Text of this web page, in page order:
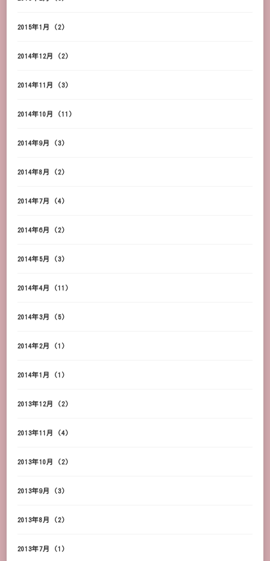
2015年1月 (2)
2014年12月 (2)
2014年11月 (3)
2014年10月 (11)
2014年9月 (3)
2014年8月 (2)
2014年7月 (4)
2014年6月 (2)
2014年5月 (3)
2014年4月 (11)
2014年3月 (5)
2014年2月 (1)
2014年1月 (1)
2013年12月 (2)
2013年11月 (4)
2013年10月 (2)
2013年9月 (3)
2013年8月 (2)
2013年7月 (1)